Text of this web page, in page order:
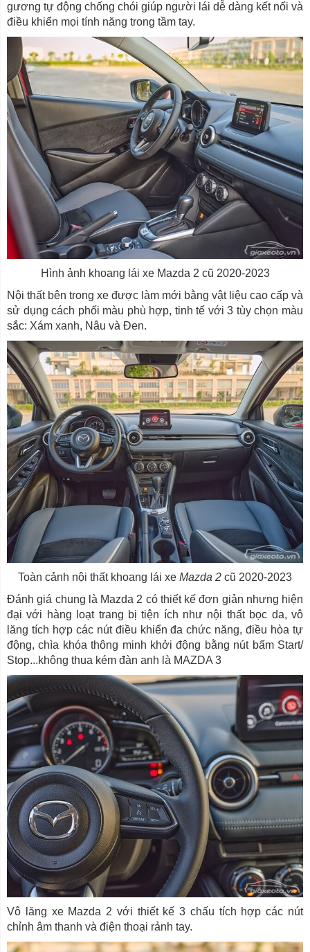
gương tự động chống chói giúp người lái dễ dàng kết nối và
điều khiển mọi tính năng trong tầm tay.
Hình ảnh khoang lái xe Mazda 2 cũ 2020-2023
Nội thất bên trong xe được làm mới bằng vật liệu cao cấp và
sử dụng cách phối màu phù hợp, tinh tế với 3 tùy chọn màu
sắc: Xám xanh, Nâu và Đen.
Toàn cảnh nội thất khoang lái xe Mazda 2 cũ 2020-2023
Đánh giá chung là Mazda 2 có thiết kế đơn giản nhưng hiện
đại với hàng loạt trang bị tiện ích như nội thất bọc da, vô
lăng tích hợp các nút điều khiển đa chức năng, điều hòa tự
động, chìa khóa thông minh khởi động bằng nút bấm Start/
Stop...không thua kém đàn anh là MAZDA 3
Vô lăng xe Mazda 2 với thiết kế 3 chấu tích hợp các nút
chỉnh âm thanh và điện thoại rảnh tay.